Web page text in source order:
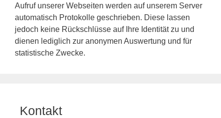
Aufruf unserer Webseiten werden auf unserem Server
automatisch Protokolle geschrieben. Diese lassen
jedoch keine Rückschlüsse auf Ihre Identität zu und
dienen lediglich zur anonymen Auswertung und für
statistische Zwecke.
Kontakt